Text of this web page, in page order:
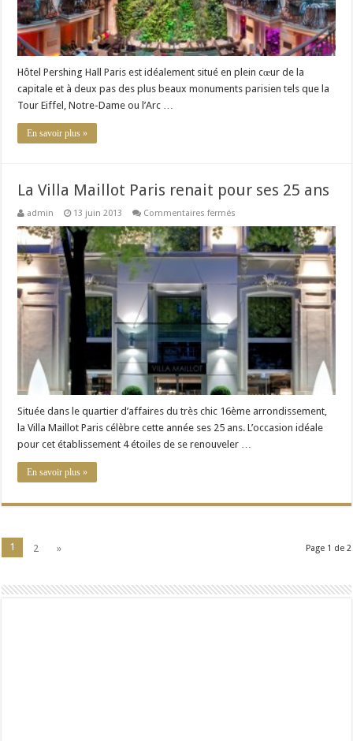
Hôtel Pershing Hall Paris est idéalement situé en plein cœur de la
capitale et à deux pas des plus beaux monuments parisien tels que la
Tour Eiffel, Notre-Dame ou l’Arc …
En savoir plus »
La Villa Maillot Paris renait pour ses 25 ans
admin 13 juin 2013 Commentaires fermés
Villa
Maillot
Paris
renait
pour
ses
ans
Située dans le quartier d’affaires du très chic 16ème arrondissement,
la Villa Maillot Paris célèbre cette année ses 25 ans. L’occasion idéale
pour cet établissement 4 étoiles de se renouveler …
En savoir plus »
Page 1 de 2
1 2 »